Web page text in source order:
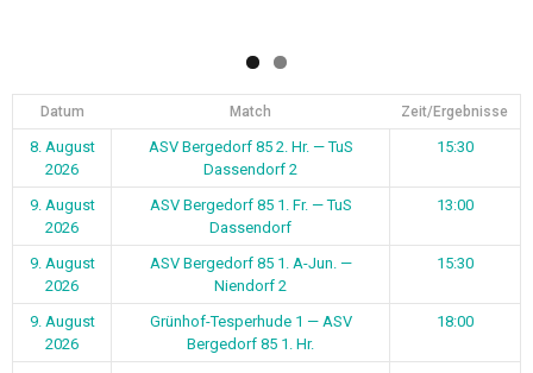
2. Hr.
14. August
2026
ASV Bergedorf 85 3. Hr. — SC Vier-
und Marschlande 4
19:00
14. August
2026
Curslack-Neuengamme — ASV
Bergedorf 85 1. H Ü32
16. August
2026
Escheburg 1 — ASV Bergedorf 85 1.
Fr.
16. August
2026
SC Vier- und Marschlande 2 — ASV
Bergedorf 85 1. Hr.
16. August
2026
TSG Bergedorf — ASV Bergedorf 85
1. A-Jun.